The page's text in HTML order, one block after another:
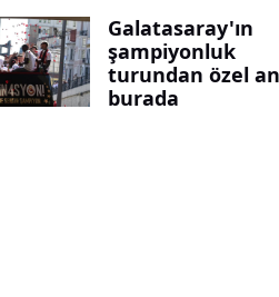
Galatasaray'ın
şampiyonluk
turundan özel
burada